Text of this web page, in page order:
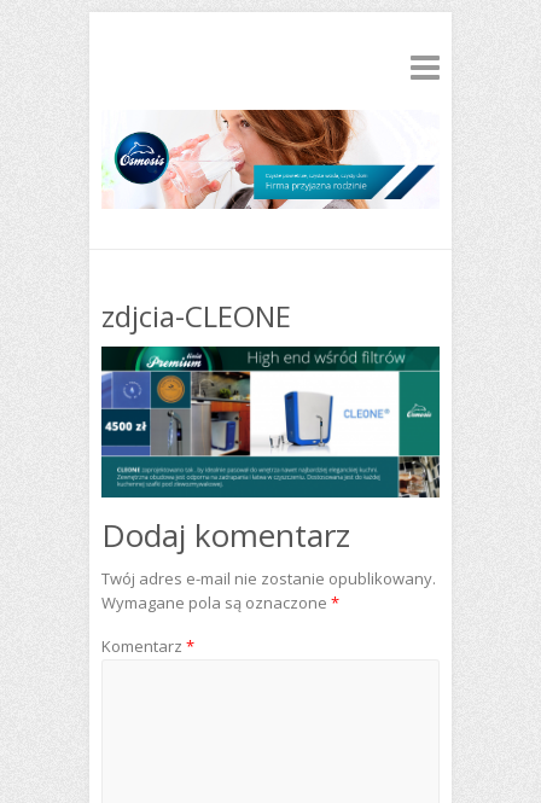
zdjcia-CLEONE
Dodaj komentarz
Twój adres e-mail nie zostanie opublikowany.
Wymagane pola są oznaczone *
Komentarz *